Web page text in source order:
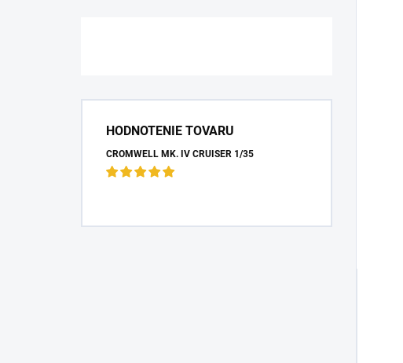
HODNOTENIE TOVARU
CROMWELL MK. IV CRUISER 1/35